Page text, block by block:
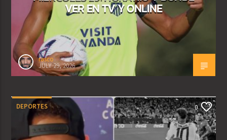
VER EN TV Y ONLINE
rasco
JULY 29, 2026
DEPORTES 0